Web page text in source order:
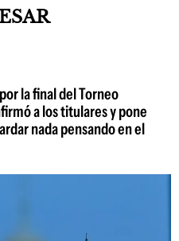
la final del Torneo
a los titulares y pone
nada pensando en el